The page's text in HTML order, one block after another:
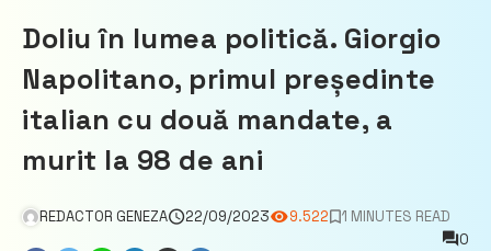
Doliu în lumea politică. Giorgio
Napolitano, primul președinte
italian cu două mandate, a
murit la 98 de ani
REDACTOR GENEZA 22/09/2023 9.522
1 MINUTES READ
0